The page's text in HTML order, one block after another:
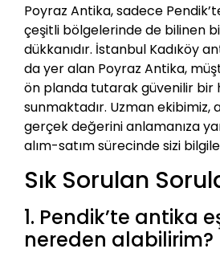
Poyraz Antika, sadece
çeşitli bölgelerinde de bilinen
dükkanıdır. İstanbul Kadıköy
da yer alan Poyraz Antika,
ön planda tutarak güvenilir bir
sunmaktadır. Uzman ekibimiz,
gerçek değerini anlamanıza
alım-satım sürecinde sizi
Sık Sorulan
1. Pendik’te antika
nereden alabilirim?